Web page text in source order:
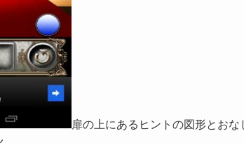
扉の上にあるヒントの図形とお